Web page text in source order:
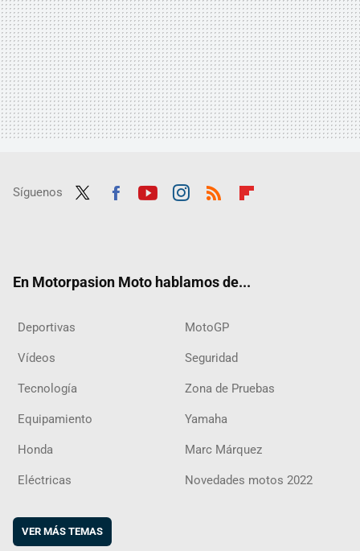
Síguenos
En Motorpasion Moto hablamos de...
Deportivas MotoGP
Vídeos Seguridad
Tecnología Zona de Pruebas
Equipamiento Yamaha
Honda Marc Márquez
Eléctricas Novedades motos 2022
VER MÁS TEMAS